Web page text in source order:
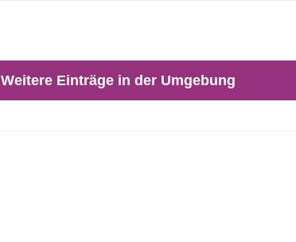
Weitere Einträge in der Umgebung